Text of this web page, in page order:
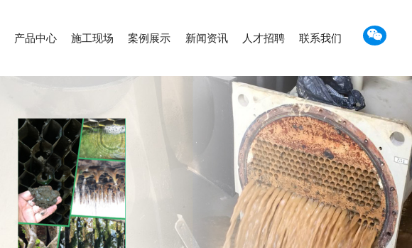
产品中心 施工现场 案例展示 新闻资讯 人才招聘 联系我们